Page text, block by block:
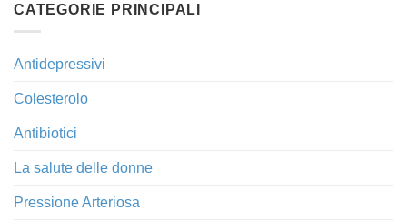
CATEGORIE PRINCIPALI
Antidepressivi
Colesterolo
Antibiotici
La salute delle donne
Pressione Arteriosa